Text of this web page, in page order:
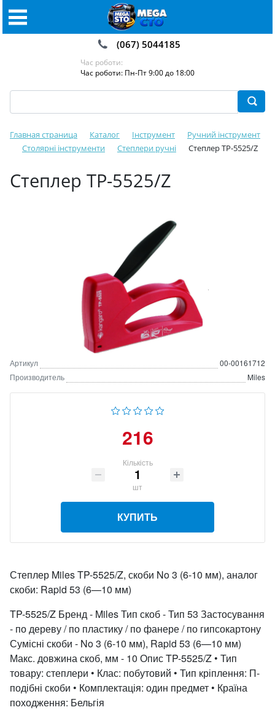
(067) 5044185
Час роботи:
Час роботи: Пн-Пт 9:00 до 18:00
Главная страница Каталог Інструмент
Ручний інструмент
Столярні інструменти
Степлери ручні Степлер TP-5525/Z
Степлер TP-5525/Z
Артикул
00-00161712
Производитель
Miles
216
Кількість
шт
КУПИТЬ
Степлер Miles TP-5525/Z, скоби No 3 (6-10 мм), аналог
скоби: Rapid 53 (6—10 мм)
TP-5525/Z Бренд - Miles Тип скоб - Тип 53 Застосування
- по дереву / по пластику / по фанере / по гипсокартону
Сумісні скоби - No 3 (6-10 мм), Rapid 53 (6—10 мм)
Макс. довжина скоб, мм - 10 Опис TP-5525/Z • Тип
товару: степлери • Клас: побутовий • Тип кріплення: П-
подібні скоби • Комплектація: один предмет • Країна
походження: Бельгія